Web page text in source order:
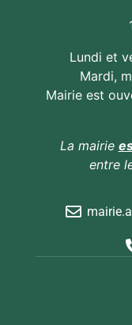
Lundi et
Mardi,
Mairie est
La mairie
entre